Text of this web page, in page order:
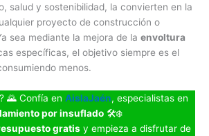
salud y sostenibilidad, la convierten en la
proyecto de construcción o
sea mediante la mejora de la envoltura
específicas, el objetivo siempre es el
menos.
🌄 Confía en AislaJaén, especialistas en
por insuflado 🛠️❄️
gratis y empieza a disfrutar de